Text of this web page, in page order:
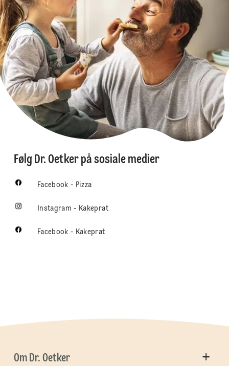
Følg Dr. Oetker på sosiale medier
Facebook - Pizza
Instagram - Kakeprat
Facebook - Kakeprat
Om Dr. Oetker